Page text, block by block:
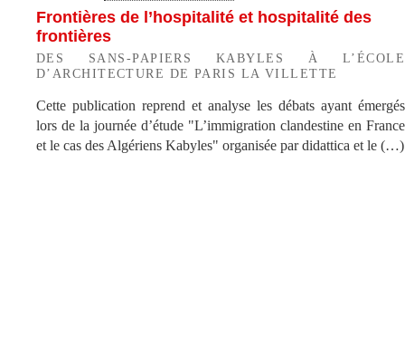
Frontières de l’hospitalité et hospitalité des
frontières
DES SANS-PAPIERS KABYLES À L’ÉCOLE
D’ARCHITECTURE DE PARIS LA VILLETTE
Cette publication reprend et analyse les débats ayant émergés
lors de la journée d’étude "L’immigration clandestine en France
et le cas des Algériens Kabyles" organisée par didattica et le (…)